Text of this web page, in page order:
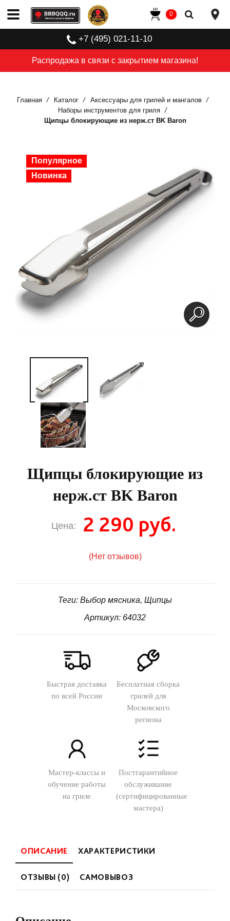
Распродажа в связи с закрытием магазина!
+7 (495) 021-11-10
0
Главная Каталог
Аксессуары для грилей и мангалов
Наборы инструментов для гриля
Щипцы блокирующие из нерж.ст BK Baron
Популярное
Новинка
Популярное
Новинка
Популярное
Новинка
Щипцы блокирующие из
нерж.ст BK Baron
Цена: 2 290 руб.
(Нет отзывов)
Теги: Выбор мясника, Щипцы
Артикул: 64032
Быстрая доставка
по всей России
Бесплатная сборка
грилей для
Московского
региона
Мастер-классы и
обучение работы
на гриле
Постгарантийное
обслуживание
(сертифицированные
мастера)
ОПИСАНИЕ ХАРАКТЕРИСТИКИ
ОТЗЫВЫ (0) САМОВЫВОЗ